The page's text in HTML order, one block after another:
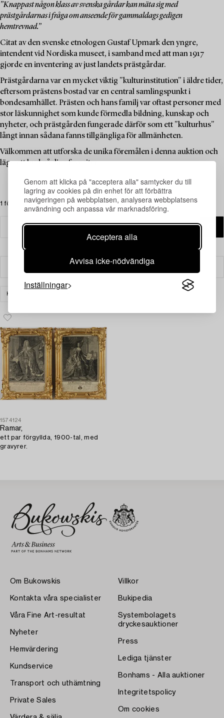
Genom att klicka på "acceptera alla" samtycker du till
lagring av cookies på din enhet för att förbättra
navigeringen på webbplatsen, analysera webbplatsens
användning och anpassa vår marknadsföring.
Acceptera alla
Avvisa icke-nödvändiga
Inställningar
”Knappast någon klass av svenska gårdar kan mäta sig med
prästgårdarnas i fråga om anseende för gammaldags gedigen
hemtrevnad.”
Citat av den svenske etnologen Gustaf Upmark den yngre,
intendent vid Nordiska museet, i samband med att man 1917
gjorde en inventering av just landets prästgårdar.
Prästgårdarna var en mycket viktig "kulturinstitution" i äldre tider,
eftersom prästens bostad var en central samlingspunkt i
bondesamhället. Prästen och hans familj var oftast personer med
stor läskunnighet som kunde förmedla bildning, kunskap och
nyheter, och prästgården fungerade därför som ett "kulturhus"
långt innan sådana fanns tillgängliga för allmänheten.
Välkommen att utforska de unika föremålen i denna auktion och
lägg ett bud på dina favoriter.
1 föremål
KONST
1574124
Ramar,
ett par förgyllda, 1900-tal, med
gravyrer.
Om Bukowskis
Kontakta våra specialister
Våra Fine Art-resultat
Nyheter
Hemvärdering
Kundservice
Transport och uthämtning
Private Sales
Villkor
Bukipedia
Systembolagets
dryckesauktioner
Press
Lediga tjänster
Bonhams - Alla auktioner
Integritetspolicy
Om cookies